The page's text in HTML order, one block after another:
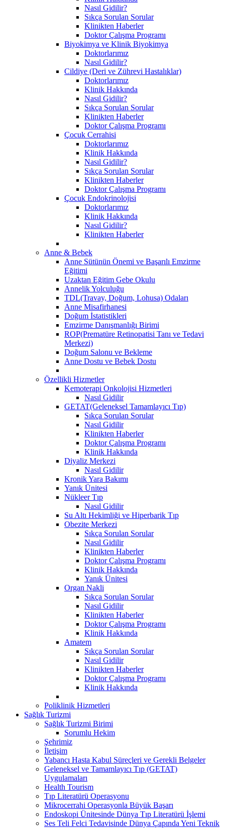
Nasıl Gidilir?
Sıkça Sorulan Sorular
Klinikten Haberler
Doktor Çalışma Programı
Biyokimya ve Klinik Biyokimya
Doktorlarımız
Nasıl Gidilir?
Cildiye (Deri ve Zührevi Hastalıklar)
Doktorlarımız
Klinik Hakkında
Nasıl Gidilir?
Sıkça Sorulan Sorular
Klinikten Haberler
Doktor Çalışma Programı
Çocuk Cerrahisi
Doktorlarımız
Klinik Hakkında
Nasıl Gidilir?
Sıkça Sorulan Sorular
Klinikten Haberler
Doktor Çalışma Programı
Çocuk Endokrinolojisi
Doktorlarımız
Klinik Hakkında
Nasıl Gidilir?
Klinikten Haberler
Anne & Bebek
Anne Sütünün Önemi ve Başarılı Emzirme
Eğitimi
Uzaktan Eğitim Gebe Okulu
Annelik Yolculuğu
TDL(Travay, Doğum, Lohusa) Odaları
Anne Misafirhanesi
Doğum İstatistikleri
Emzirme Danışmanlığı Birimi
ROP(Prematüre Retinopatisi Tanı ve Tedavi
Merkezi)
Doğum Salonu ve Bekleme
Anne Dostu ve Bebek Dostu
Özellikli Hizmetler
Kemoterapi Onkolojisi Hizmetleri
Nasıl Gidilir
GETAT(Geleneksel Tamamlayıcı Tıp)
Sıkça Sorulan Sorular
Nasıl Gidilir
Klinikten Haberler
Doktor Çalışma Programı
Klinik Hakkında
Diyaliz Merkezi
Nasıl Gidilir
Kronik Yara Bakımı
Yanık Ünitesi
Nükleer Tıp
Nasıl Gidilir
Su Altı Hekimliği ve Hiperbarik Tıp
Obezite Merkezi
Sıkça Sorulan Sorular
Nasıl Gidilir
Klinikten Haberler
Doktor Çalışma Programı
Klinik Hakkında
Yanık Ünitesi
Organ Nakli
Sıkça Sorulan Sorular
Nasıl Gidilir
Klinikten Haberler
Doktor Çalışma Programı
Klinik Hakkında
Amatem
Sıkça Sorulan Sorular
Nasıl Gidilir
Klinikten Haberler
Doktor Çalışma Programı
Klinik Hakkında
Poliklinik Hizmetleri
Sağlık Turizmi
Sağlık Turizmi Birimi
Sorumlu Hekim
Şehrimiz
İletişim
Yabancı Hasta Kabul Süreçleri ve Gerekli Belgeler
Geleneksel ve Tamamlayıcı Tıp (GETAT)
Uygulamaları
Health Tourism
Tıp Literatürü Operasyonu
Mikrocerrahi Operasyonla Büyük Başarı
Endoskopi Ünitesinde Dünya Tıp Literatürü İşlemi
Ses Teli Felci Tedavisinde Dünya Çapında Yeni Teknik